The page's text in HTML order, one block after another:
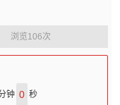
浏览106次
钟 0 秒